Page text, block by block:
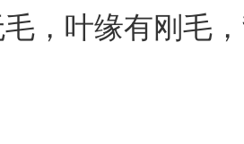
，叶缘有刚毛